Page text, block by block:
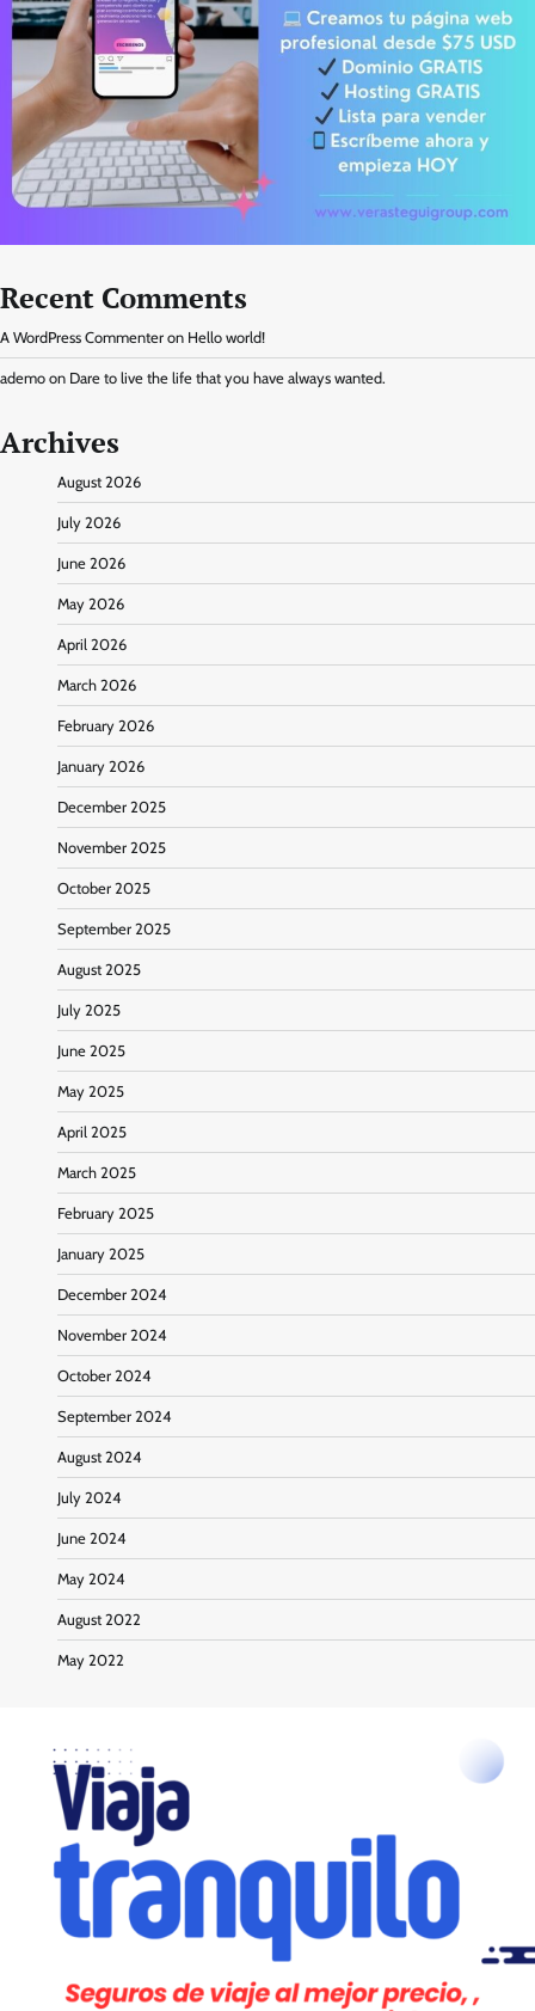
Recent Comments
A WordPress Commenter on Hello world!
ademo on Dare to live the life that you have always wanted.
Archives
August 2026
July 2026
June 2026
May 2026
April 2026
March 2026
February 2026
January 2026
December 2025
November 2025
October 2025
September 2025
August 2025
July 2025
June 2025
May 2025
April 2025
March 2025
February 2025
January 2025
December 2024
November 2024
October 2024
September 2024
August 2024
July 2024
June 2024
May 2024
August 2022
May 2022